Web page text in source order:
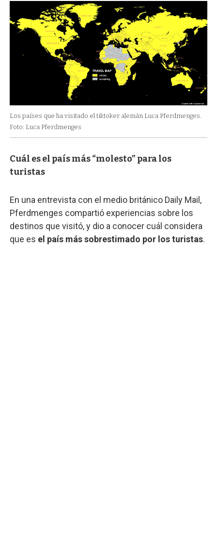
Los países que ha visitado el tiktoker alemán Luca Pferdmenges.
Foto: Luca Pferdmenges
Cuál es el país más “molesto” para los
turistas
En una entrevista con el medio británico Daily Mail,
Pferdmenges compartió experiencias sobre los
destinos que visitó, y dio a conocer cuál considera
que es el país más sobrestimado por los turistas.